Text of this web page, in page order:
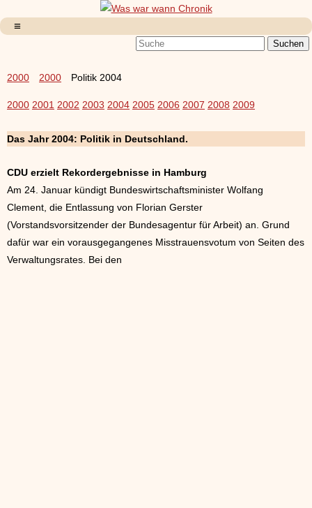
2000 2000 Politik 2004
2000 2001 2002 2003 2004 2005 2006 2007 2008 2009
Das Jahr 2004: Politik in Deutschland.
CDU erzielt Rekordergebnisse in Hamburg
Am 24. Januar kündigt Bundeswirtschaftsminister Wolfang
Clement, die Entlassung von Florian Gerster
(Vorstandsvorsitzender der Bundesagentur für Arbeit) an. Grund
dafür war ein vorausgegangenes Misstrauensvotum von Seiten des
Verwaltungsrates. Bei den